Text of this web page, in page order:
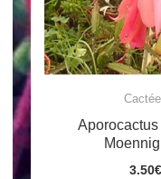
3.50€